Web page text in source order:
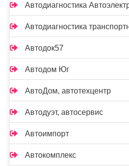
Автодиагностика
Автодиагностика
Автодок57
Автодом Юг
АвтоДом, автотехцентр
Автодуэт, автосервис
Автоимпорт
Автокомплекс